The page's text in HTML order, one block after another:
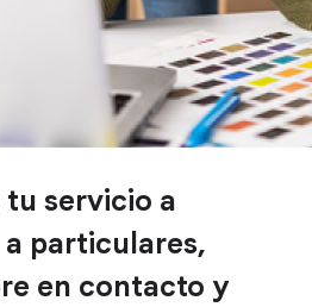
servicio a
particulares,
en contacto y